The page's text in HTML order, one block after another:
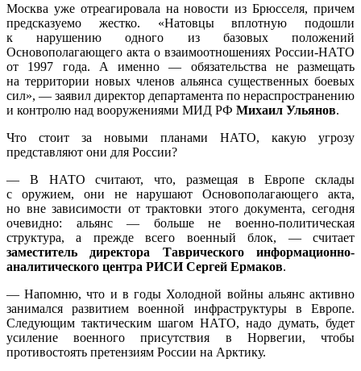
Москва уже отреагировала на новости из Брюсселя, причем
предсказуемо жестко. «Натовцы вплотную подошли
к нарушению одного из базовых положений
Основополагающего акта о взаимоотношениях России-НАТО
от 1997 года. А именно — обязательства не размещать
на территории новых членов альянса существенных боевых
сил», — заявил директор департамента по нераспространению
и контролю над вооружениями МИД РФ Михаил Ульянов.
Что стоит за новыми планами НАТО, какую угрозу
представляют они для России?
— В НАТО считают, что, размещая в Европе склады
с оружием, они не нарушают Основополагающего акта,
но вне зависимости от трактовки этого документа, сегодня
очевидно: альянс — больше не военно-политическая
структура, а прежде всего военный блок, — считает
заместитель директора Таврического информационно-
аналитического центра РИСИ Сергей Ермаков.
— Напомню, что и в годы Холодной войны альянс активно
занимался развитием военной инфраструктуры в Европе.
Следующим тактическим шагом НАТО, надо думать, будет
усиление военного присутствия в Норвегии, чтобы
противостоять претензиям России на Арктику.